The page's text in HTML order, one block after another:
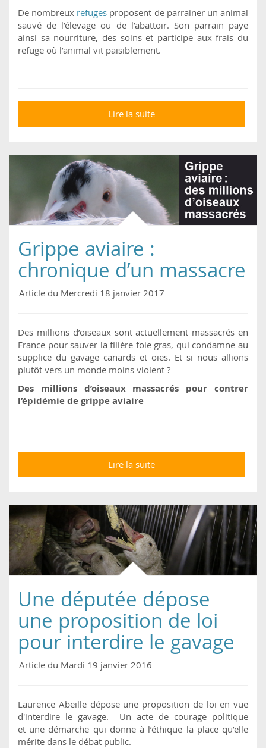
De nombreux refuges proposent de parrainer un animal
sauvé de l’élevage ou de l’abattoir. Son parrain paye
ainsi sa nourriture, des soins et participe aux frais du
refuge où l’animal vit paisiblement.
Lire la suite
torturer un canard ?
Grippe aviaire :
chronique d’un massacre
Article du Mercredi 18 janvier 2017
Des millions d’oiseaux sont actuellement massacrés en
France pour sauver la filière foie gras, qui condamne au
supplice du gavage canards et oies. Et si nous allions
plutôt vers un monde moins violent ?
Des millions d’oiseaux massacrés pour contrer
l’épidémie de grippe aviaire
Lire la suite
chronique d’un
Une députée dépose
une proposition de loi
pour interdire le gavage
Article du Mardi 19 janvier 2016
Laurence Abeille dépose une proposition de loi en vue
d'interdire le gavage. Un acte de courage politique
et une démarche qui donne à l’éthique la place qu’elle
mérite dans le débat public.